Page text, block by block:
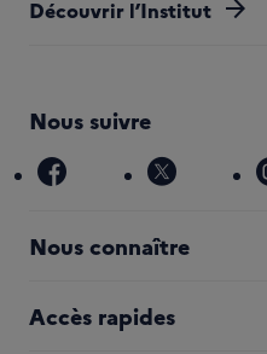
Découvrir l’Institut arrow_forward
Nous suivre
facebook x
Nous connaître
Accès rapides